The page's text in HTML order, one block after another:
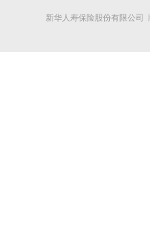
新华人寿保险股份有限公